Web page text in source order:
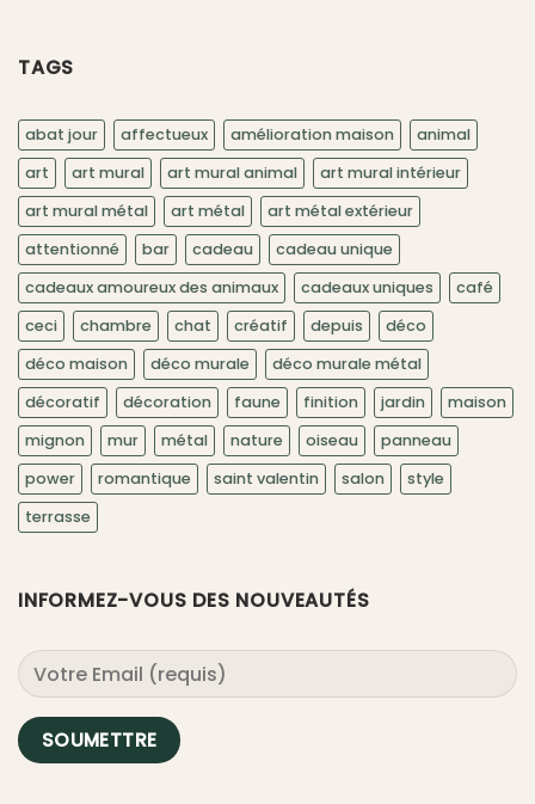
TAGS
abat jour affectueux amélioration maison
animal
art
art mural art mural animal
art mural intérieur
art mural métal
art métal
art métal extérieur
attentionné
bar cadeau
cadeau unique
cadeaux amoureux des animaux
cadeaux uniques
café
ceci
chambre chat créatif depuis
déco
déco maison
déco murale
déco murale métal
décoratif
décoration faune finition jardin
maison
mignon
mur métal nature oiseau
panneau
power
romantique saint valentin salon
style
terrasse
INFORMEZ-VOUS DES NOUVEAUTÉS